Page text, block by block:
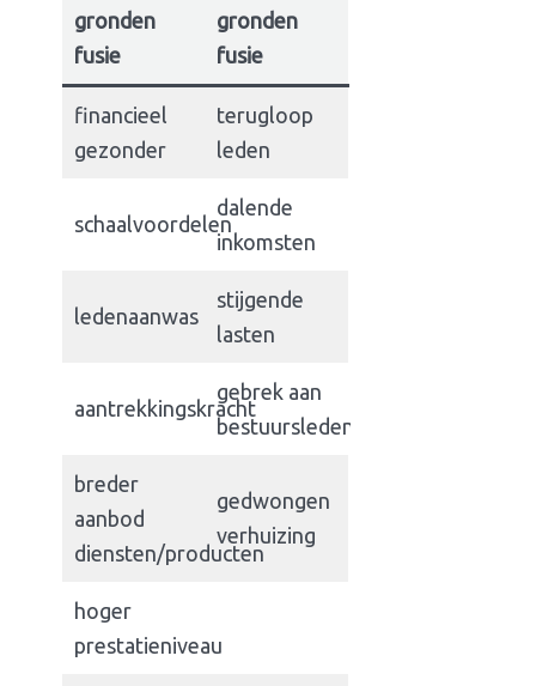
gronden
fusie
gronden
fusie
financieel
gezonder
terugloop
leden
schaalvoordelen
dalende
inkomsten
ledenaanwas
stijgende
lasten
aantrekkingskracht
gebrek aan
bestuursleden
breder
aanbod
diensten/producten
gedwongen
verhuizing
hoger
prestatieniveau